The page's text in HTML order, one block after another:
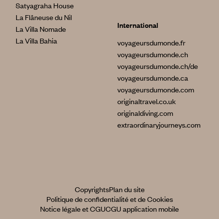
Satyagraha House
La Flâneuse du Nil
La Villa Nomade
La Villa Bahia
International
voyageursdumonde.fr
voyageursdumonde.ch
voyageursdumonde.ch/de
voyageursdumonde.ca
voyageursdumonde.com
originaltravel.co.uk
originaldiving.com
extraordinaryjourneys.com
CopyrightsPlan du site
Politique de confidentialité et de Cookies
Notice légale et CGUCGU application mobile